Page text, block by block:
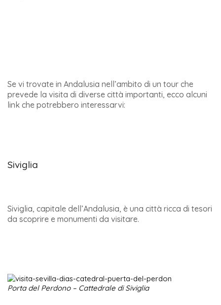
Se vi trovate in Andalusia nell’ambito di un tour che
prevede la visita di diverse città importanti, ecco alcuni
link che potrebbero interessarvi:
Siviglia
Siviglia, capitale dell’Andalusia, è una città ricca di tesori
da scoprire e monumenti da visitare.
Porta del Perdono – Cattedrale di Siviglia